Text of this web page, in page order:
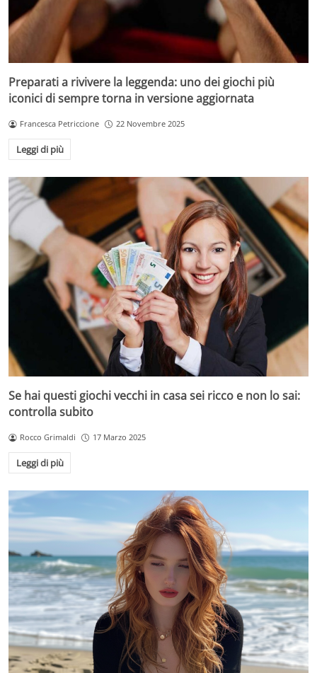
Preparati a rivivere la leggenda: uno dei giochi più
iconici di sempre torna in versione aggiornata
Francesca Petriccione 22 Novembre 2025
Leggi di più
Se hai questi giochi vecchi in casa sei ricco e non lo sai:
controlla subito
Rocco Grimaldi 17 Marzo 2025
Leggi di più